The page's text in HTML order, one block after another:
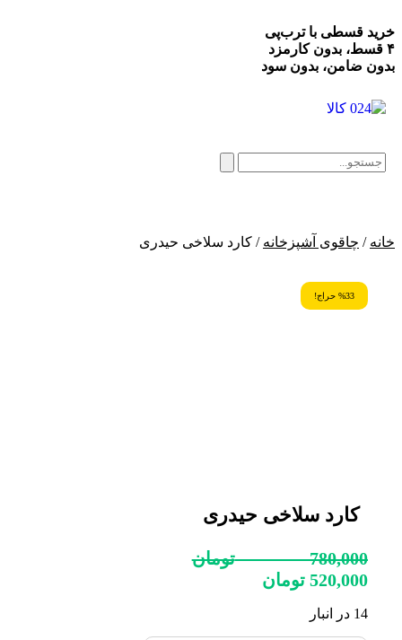
خرید قسطی با ترب‌پی
۴ قسط، بدون کارمزد
بدون ضامن، بدون سود
خانه / چاقوی آشپزخانه / کارد سلاخی حیدری
%33 حراج!
کارد سلاخی حیدری
780,000
تومان
520,000 تومان
14 در انبار